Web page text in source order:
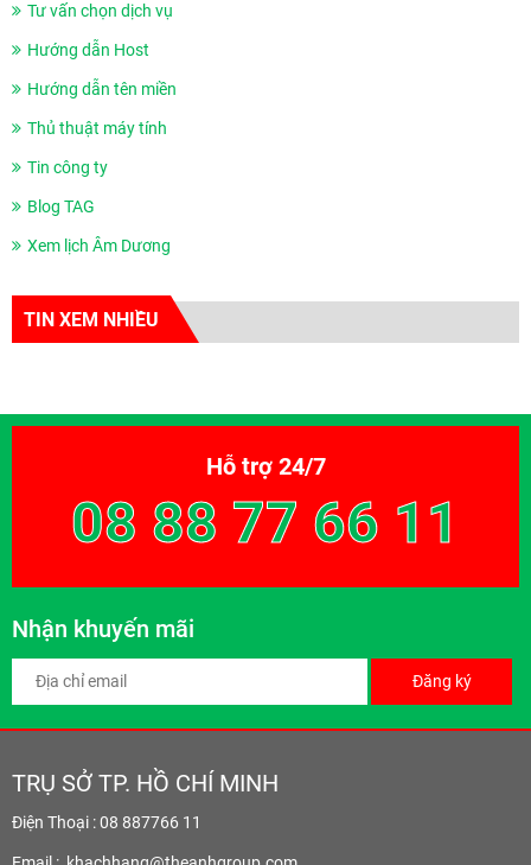
Tư vấn chọn dịch vụ
Hướng dẫn Host
Hướng dẫn tên miền
Thủ thuật máy tính
Tin công ty
Blog TAG
Xem lịch Âm Dương
TIN XEM NHIỀU
Hỗ trợ 24/7
08 88 77 66 11
Nhận khuyến mãi
Đăng ký
TRỤ SỞ TP. HỒ CHÍ MINH
Điện Thoại : 08 887766 11